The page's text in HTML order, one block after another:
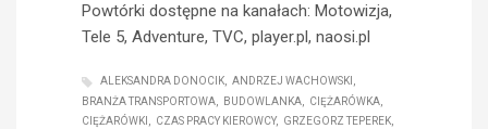
Powtórki dostępne na kanałach: Motowizja,
Tele 5, Adventure, TVC, player.pl, naosi.pl
ALEKSANDRA DONOCIK
ANDRZEJ WACHOWSKI
BRANŻA TRANSPORTOWA
BUDOWLANKA
CIĘŻARÓWKA
CIĘŻARÓWKI
CZAS PRACY KIEROWCY
GRZEGORZ TEPEREK